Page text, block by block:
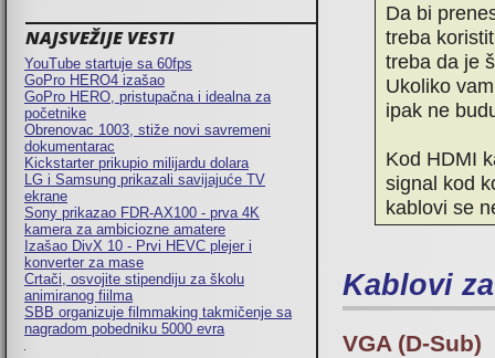
NAJSVEŽIJE VESTI
YouTube startuje sa 60fps
GoPro HERO4 izašao
GoPro HERO, pristupačna i idealna za
početnike
Obrenovac 1003, stiže novi savremeni
dokumentarac
Kickstarter prikupio milijardu dolara
LG i Samsung prikazali savijajuće TV
ekrane
Sony prikazao FDR-AX100 - prva 4K
kamera za ambiciozne amatere
Izašao DivX 10 - Prvi HEVC plejer i
konverter za mase
Crtači, osvojite stipendiju za školu
animiranog fiilma
SBB organizuje filmmaking takmičenje sa
nagradom pobedniku 5000 evra
Da bi
treba
treba da je
Ukoliko
ipak ne
Kod HDMI
signal kod
kablovi se
Kablovi
VGA (D-Sub)